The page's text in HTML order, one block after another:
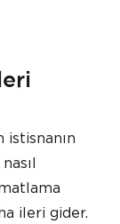
ileri gider.